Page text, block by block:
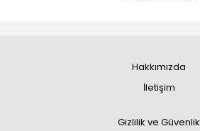
Hakkımızda
İletişim
Gizlilik ve Güvenlik